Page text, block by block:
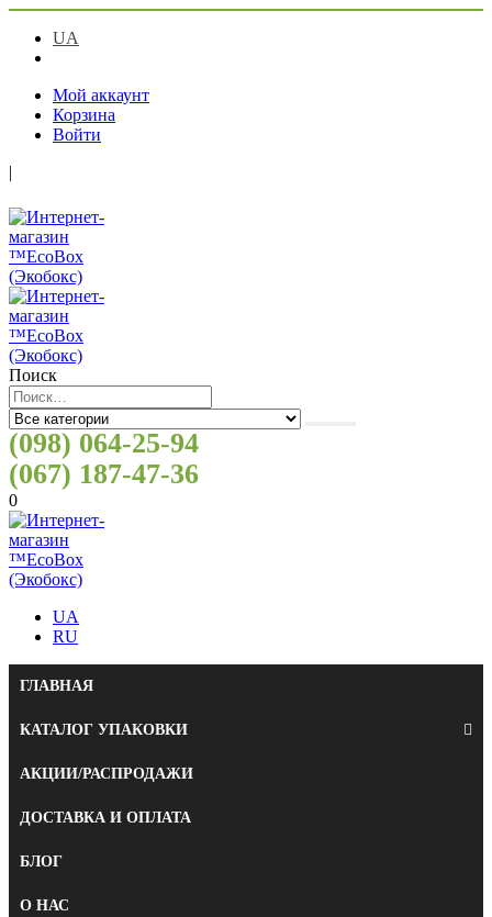
UA
Мой аккаунт
Корзина
Войти
|
Поиск
(098) 064-25-94
(067) 187-47-36
0
UA
RU
ГЛАВНАЯ
КАТАЛОГ УПАКОВКИ
АКЦИИ/РАСПРОДАЖИ
ДОСТАВКА И ОПЛАТА
БЛОГ
О НАС